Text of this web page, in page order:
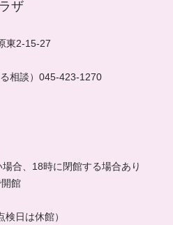
ザ
東2-15-27
相談）045-423-1270
合、18時に閉館する場合あり
館
検日は休館）